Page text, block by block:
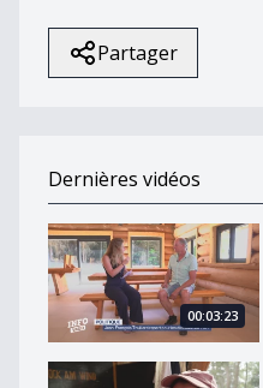
Partager
Dernières vidéos
Jean-François
00:03:23
Une perle musicale au